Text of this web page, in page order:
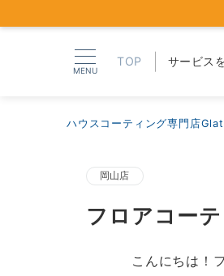
MENU
TOP サービス
ハウスコーティング専門店
岡山店
フロアコー
こんにちは！